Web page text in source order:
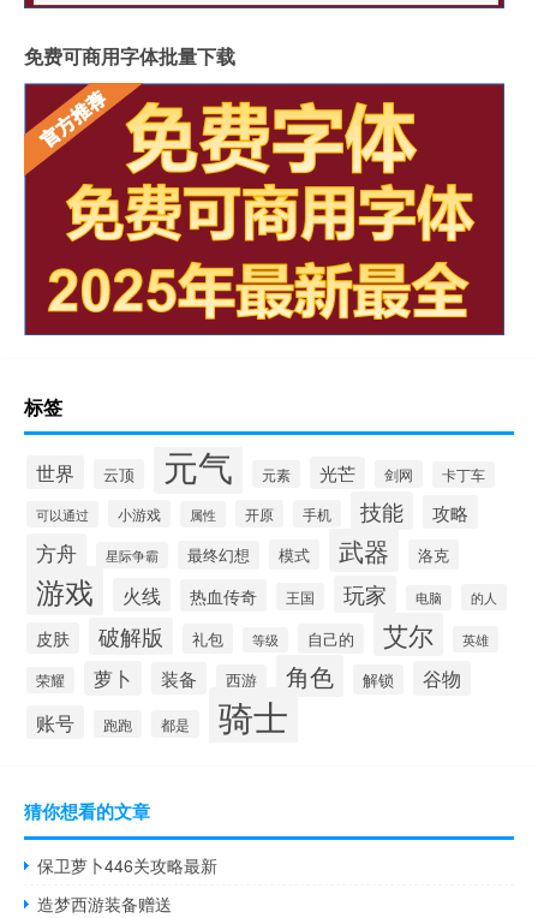
免费可商用字体批量下载
标签
世界 云顶 元气 元素 光芒 剑网 卡丁车
可以通过 小游戏 属性 开原 手机 技能 攻略
方舟 星际争霸 最终幻想 模式 武器 洛克
游戏 火线 热血传奇 王国 玩家 电脑 的人
皮肤 破解版 礼包 等级 自己的 艾尔 英雄
荣耀 萝卜 装备 西游 角色 解锁 谷物
账号 跑跑 都是 骑士
猜你想看的文章
保卫萝卜446关攻略最新
造梦西游装备赠送